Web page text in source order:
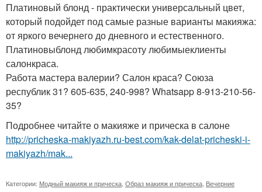
Платиновый блонд - практически универсальный цвет,
который подойдет под самые разные варианты макияжа:
от яркого вечернего до дневного и естественного.
Платиновыблонд любимкрасоту любимыеклиенты
салонкраса.
Работа мастера валерии? Салон краса? Союза
республик 31? 605-635, 240-998? Whatsapp 8-913-210-56-
35?
Подробнее читайте о макияже и прическа в салоне
http://pricheska-makiyazh.ru-best.com/kak-delat-pricheski-i-
makiyazh/mak...
Категории: Модный макияж и прическа Образ макияж и прическа Вечерние